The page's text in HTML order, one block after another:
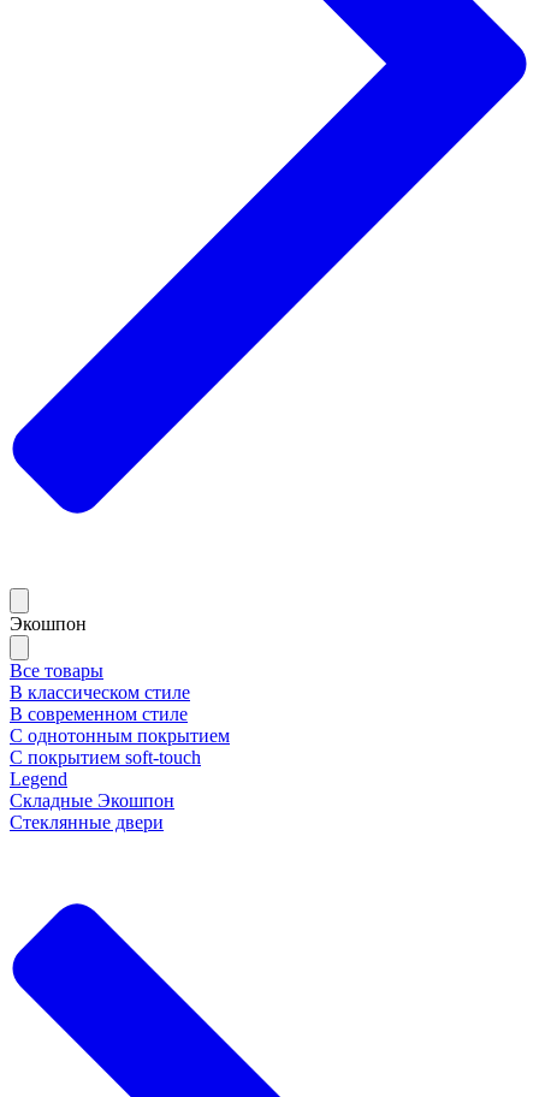
Экошпон
Все товары
В классическом стиле
В современном стиле
С однотонным покрытием
С покрытием soft-touch
Legend
Складные Экошпон
Стеклянные двери